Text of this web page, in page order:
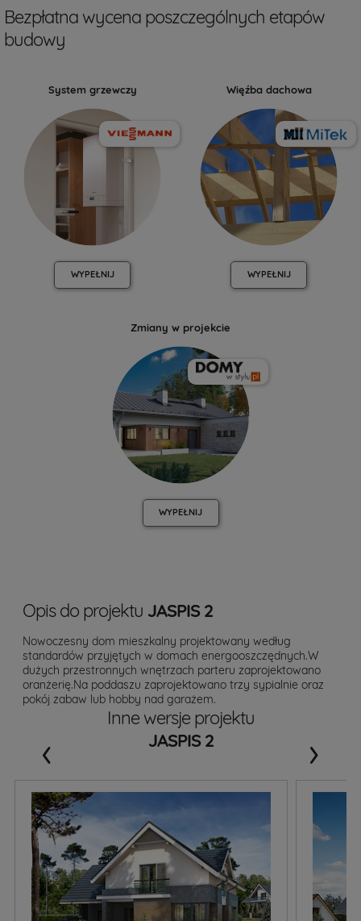
Bezpłatna wycena poszczególnych etapów
budowy
System grzewczy
WYPEŁNIJ
Więźba dachowa
WYPEŁNIJ
Zmiany w projekcie
WYPEŁNIJ
Opis do projektu JASPIS 2
Nowoczesny dom mieszkalny projektowany według
standardów przyjętych w domach energooszczędnych.W
dużych przestronnych wnętrzach parteru zaprojektowano
oranżerię.Na poddaszu zaprojektowano trzy sypialnie oraz
pokój zabaw lub hobby nad garażem.
Inne wersje projektu
JASPIS 2
‹ ›